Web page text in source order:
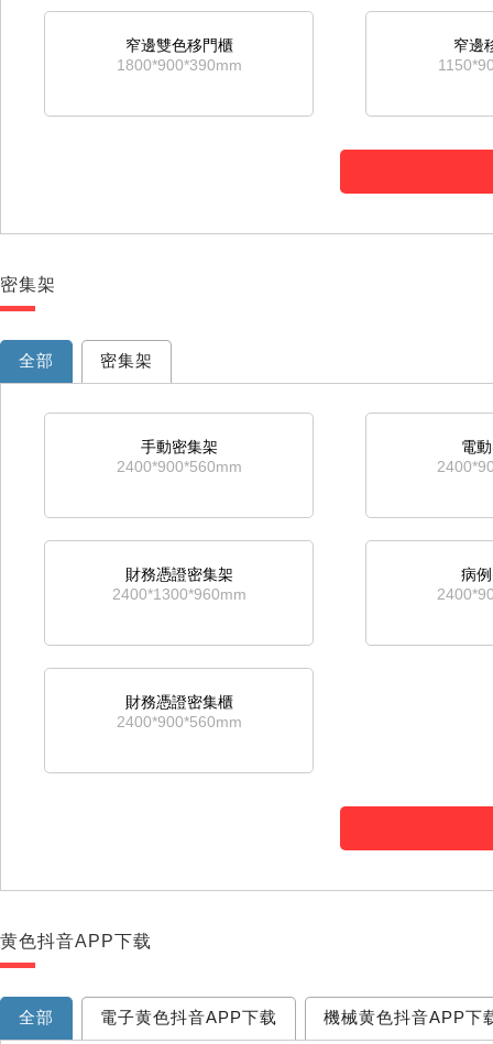
四鬥矮櫃
690*800*420mm
移
窄邊雙色移門櫃
1800*900*390mm
窄邊
密集架
全部 密集架
手動密集架
2400*900*560mm
電
財務憑證密集架
2400*1300*960mm
病
財務憑證密集櫃
2400*900*560mm
黄色抖音APP下载
全部 電子黄色抖音APP下载 機械黄色抖音APP下